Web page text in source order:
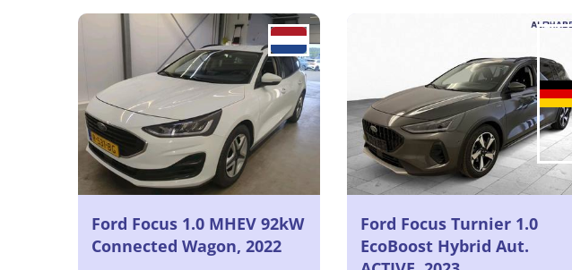
Ford Focus 1.0 MHEV 92kW
Connected Wagon, 2022
Ford Focus Turnier 1.0
EcoBoost Hybrid Aut.